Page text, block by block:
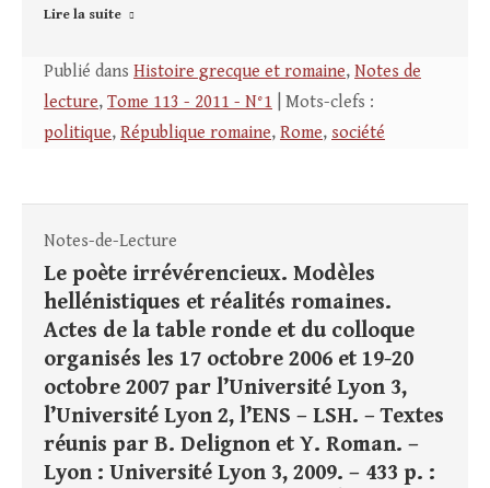
Lire la suite
Publié dans Histoire grecque et romaine, Notes de
lecture, Tome 113 - 2011 - N°1 | Mots-clefs :
politique, République romaine, Rome, société
Notes-de-Lecture
Le poète irrévérencieux. Modèles
hellénistiques et réalités romaines.
Actes de la table ronde et du colloque
organisés les 17 octobre 2006 et 19-20
octobre 2007 par l’Université Lyon 3,
l’Université Lyon 2, l’ENS – LSH. – Textes
réunis par B. Delignon et Y. Roman. –
Lyon : Université Lyon 3, 2009. – 433 p. :